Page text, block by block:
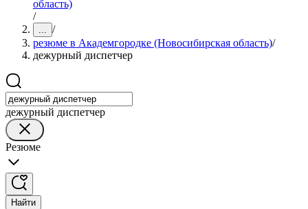
область)
/
... /
резюме в Академгородке (Новосибирская область)/
дежурный диспетчер
дежурный диспетчер
Резюме
Найти